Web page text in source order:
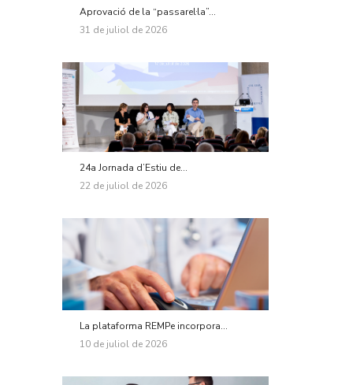
Aprovació de la “passarel·la”...
31 de juliol de 2026
24a Jornada d’Estiu de...
22 de juliol de 2026
La plataforma REMPe incorpora...
10 de juliol de 2026